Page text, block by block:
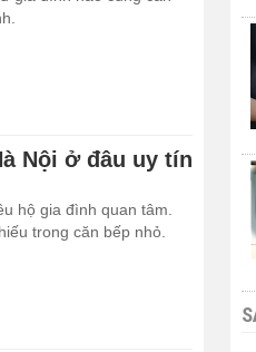
Nội ở đâu uy tín
hộ gia đình quan tâm.
trong căn bếp nhỏ.